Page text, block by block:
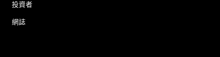
投資者
網誌